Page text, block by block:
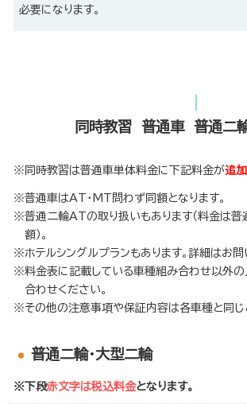
必要になります。
同時教習 普通車 普通二
※同時教習は普通車単体料金に下記料金が追加
普通車はAT・MT問わず同額となります。
普通二輪ATの取り扱いもあります（料金は
額）。
ホテルシングルプランもあります。詳細はお問
料金表に記載している車種組み合わせ以外
合わせください。
その他の注意事項や保証内容は各車種と同じ
普通二輪・大型二輪
※下段赤文字は税込料金となります。